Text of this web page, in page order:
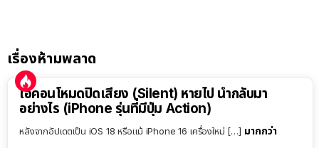
เรื่องห้ามพลาด
ไอคอนโหมดปิดเสียง (Silent) หายไป นำกลับมา
อย่างไร (iPhone รุ่นที่มีปุ่ม Action)
หลังจากอัปเดตเป็น iOS 18 หรือแม้ iPhone 16 เครื่องใหม่ […] มากกว่า